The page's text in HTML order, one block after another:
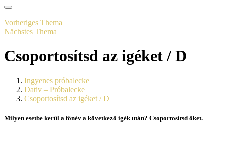
Vorheriges Thema
Nächstes Thema
Csoportosítsd az igéket / D
Ingyenes próbalecke
Dativ – Próbalecke
Csoportosítsd az igéket / D
Milyen esetbe kerül a főnév a következő igék után? Csoportosítsd őket.